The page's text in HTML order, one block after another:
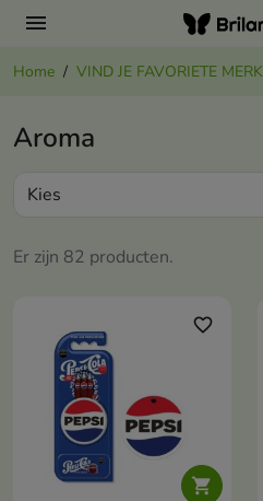
menu
Home VIND JE FAVORIETE MERK
Aroma
Er zijn 82 producten.
Kies

favorite_border